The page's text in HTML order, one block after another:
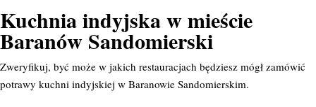
Kuchnia indyjska w mieście
Baranów Sandomierski
Zweryfikuj, być może w jakich restauracjach będziesz mógł zamówić
potrawy kuchni indyjskiej w Baranowie Sandomierskim.